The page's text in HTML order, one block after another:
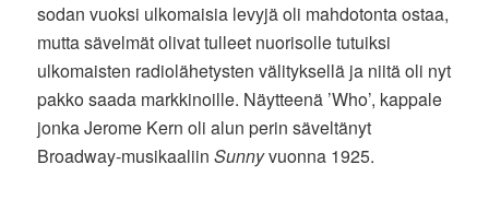
sodan vuoksi ulkomaisia levyjä oli mahdotonta ostaa,
mutta sävelmät olivat tulleet nuorisolle tutuiksi
ulkomaisten radiolähetysten välityksellä ja niitä oli nyt
pakko saada markkinoille. Näytteenä ’Who’, kappale
jonka Jerome Kern oli alun perin säveltänyt
Broadway-musikaaliinSunnyvuonna 1925.